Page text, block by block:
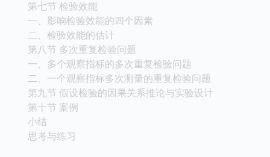
第七节 检验效能
一、影响检验效能的四个因素
二、检验效能的估计
第八节 多次重复检验问题
一、多个观察指标的多次重复检验问题
二、一个观察指标多次测量的重复检验问题
第九节 假设检验的因果关系推论与实验设计
第十节 案例
小结
思考与练习